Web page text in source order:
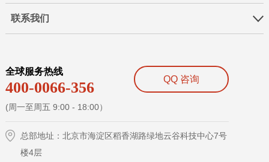
联系我们
QQ 咨询
全球服务热线
400-0066-356
(周一至周五 9:00 - 18:00）
总部地址：北京市海淀区稻香湖路绿地云谷科技中心7号
楼4层